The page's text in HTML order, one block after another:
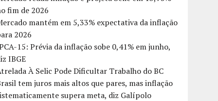
fim de 2026
mantém em 5,33% expectativa da inflação
2026
15: Prévia da inflação sobe 0,41% em junho,
IBGE
À Selic Pode Dificultar Trabalho do BC
tem juros mais altos que pares, mas inflação
supera meta, diz Galípolo